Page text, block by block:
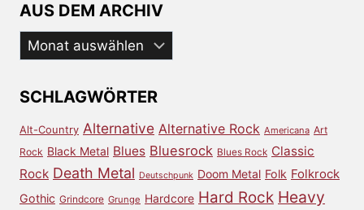
AUS DEM ARCHIV
Aus
dem
SCHLAGWÖRTER
Alt-Country Alternative Alternative Rock Americana Art
Rock Black Metal Blues Bluesrock Blues Rock Classic
Rock Death Metal Deutschpunk Doom Metal Folk Folkrock
Gothic Grindcore Grunge Hardcore Hard Rock Heavy